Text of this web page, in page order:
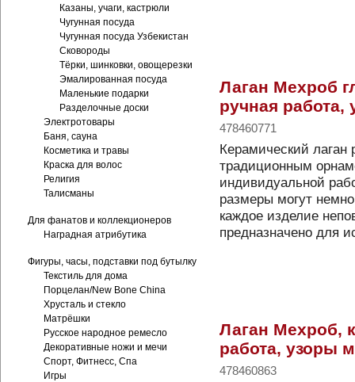
Казаны, учаги, кастрюли
Чугунная посуда
Чугунная посуда Узбекистан
Сковороды
Тёрки, шинковки, овощерезки
Эмалированная посуда
Маленькие подарки
Разделочные доски
Электротовары
Баня, сауна
Косметика и травы
Краска для волос
Религия
Талисманы
Для фанатов и коллекционеров
Наградная атрибутика
Фигуры, часы, подставки под бутылку
Текстиль для дома
Порцелан/New Bone China
Хрусталь и стекло
Матрёшки
Русское народное ремесло
Декоративные ножи и мечи
Спорт, Фитнесс, Спа
Игры
Лаган Мехроб
ручная
478460771
Керамический лаган
традиционным
индивидуальной
размеры могут
каждое изделие
предназначено для
Лаган Мехроб,
работа, узоры
478460863